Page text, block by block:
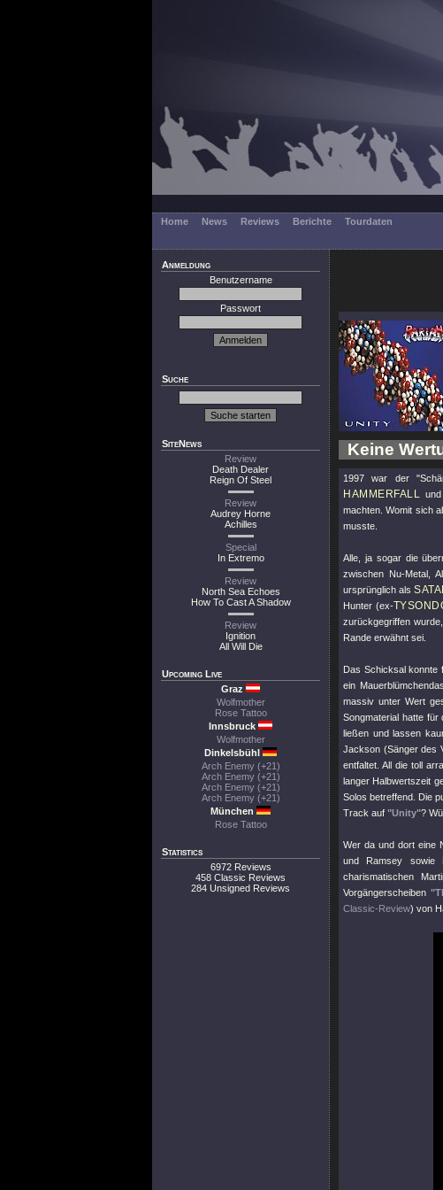
Home News Reviews Berichte
Tourdaten
Anmeldung
Benutzername
Passwort
Suche
SiteNews
Review
Death Dealer
Reign Of Steel
Review
Audrey Horne
Achilles
Special
In Extremo
Review
North Sea Echoes
How To Cast A Shadow
Review
Ignition
All Will Die
Upcoming Live
Graz
Wolfmother
Rose Tattoo
Innsbruck
Wolfmother
Dinkelsbühl
Arch Enemy (+21)
Arch Enemy (+21)
Arch Enemy (+21)
Arch Enemy (+21)
München
Rose Tattoo
Statistics
6972 Reviews
458 Classic Reviews
284 Unsigned Reviews
Keine
1997 war der
HAMMERFALL
machten. Womit sich
musste.
Alle, ja sogar die
zwischen Nu-Metal,
ursprünglich als
Hunter (ex-
zurückgegriffen
Rande erwähnt sei.
Das Schicksal konnte
ein
massiv unter Wert
Songmaterial hatte für
ließen und lassen
Jackson (Sänger des
entfaltet. All die toll
langer Halbwertszeit
Solos betreffend. Die
Track auf "Unity"?
Wer da und dort eine
und Ramsey sowie
charismatischen
Vorgängerscheiben
Classic-Review) von